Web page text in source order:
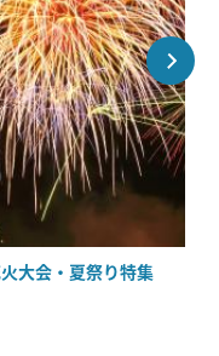
大会・夏祭り特集